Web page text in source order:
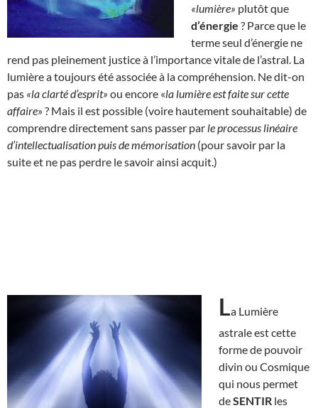
«lumière» plutôt que
d’énergie ? Parce que le
terme seul d’énergie ne
rend pas pleinement justice à l’importance vitale de l’astral. La
lumière a toujours été associée à la compréhension. Ne dit-on
pas «la clarté d’esprit» ou encore «la lumière est faite sur cette
affaire» ? Mais il est possible (voire hautement souhaitable) de
comprendre directement sans passer par le processus linéaire
d’intellectualisation puis de mémorisation (pour savoir par la
suite et ne pas perdre le savoir ainsi acquit.)
La Lumière
astrale est cette
forme de pouvoir
divin ou Cosmique
qui nous permet
deSENTIR les